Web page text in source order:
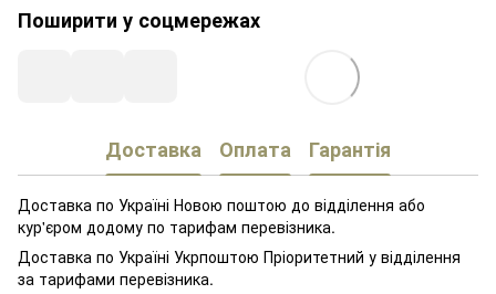
Поширити у соцмережах
Доставка Оплата Гарантія
Доставка по Україні Новою поштою до відділення або
кур'єром додому по тарифам перевізника.
Доставка по Україні Укрпоштою Пріоритетний у відділення
за тарифами перевізника.